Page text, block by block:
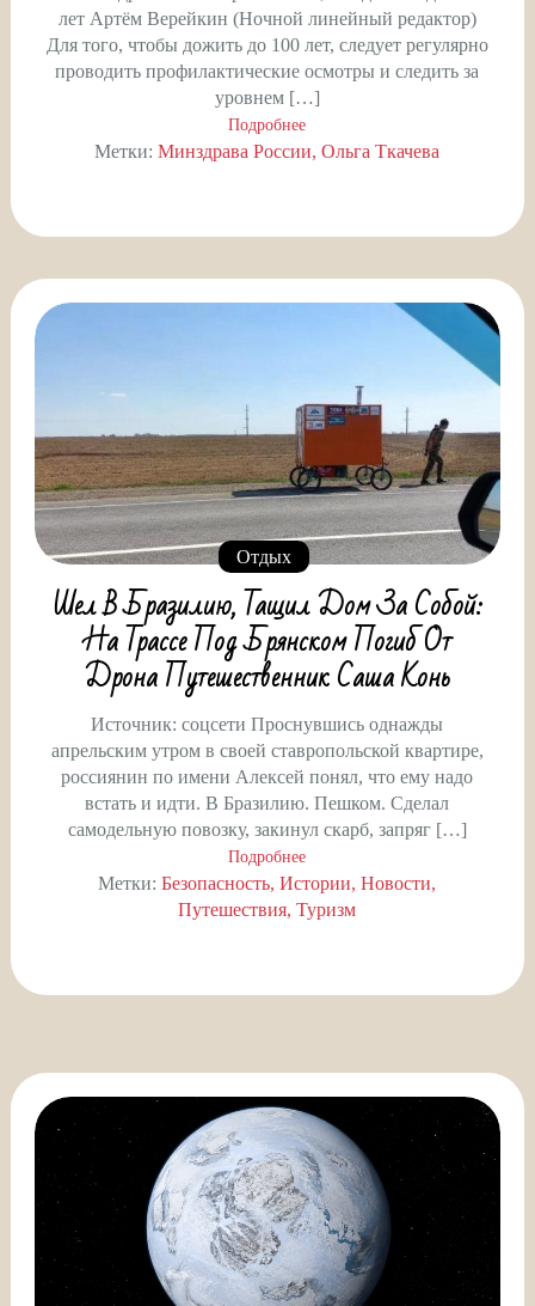
лет Артём Верейкин (Ночной линейный редактор)
Для того, чтобы дожить до 100 лет, следует регулярно
проводить профилактические осмотры и следить за
уровнем […]
Подробнее
Метки:Минздрава России Ольга Ткачева
Отдых
Шел В Бразилию, Тащил Дом За Собой:
На Трассе Под Брянском Погиб От
Дрона Путешественник Саша Конь
Источник: соцсети Проснувшись однажды
апрельским утром в своей ставропольской квартире,
россиянин по имени Алексей понял, что ему надо
встать и идти. В Бразилию. Пешком. Сделал
самодельную повозку, закинул скарб, запряг […]
Подробнее
Метки:Безопасность Истории Новости
Путешествия Туризм